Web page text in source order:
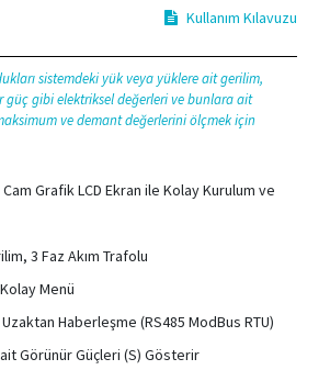
Kullanım Kılavuzu
sistemdeki yük veya yüklere ait gerilim,
güç gibi elektriksel değerleri ve bunlara ait
ve demant değerlerini ölçmek için
Cam Grafik LCD Ekran ile Kolay Kurulum ve
3 Faz Akım Trafolu
Kolay Menü
Haberleşme (RS485 ModBus RTU)
Görünür Güçleri (S) Gösterir